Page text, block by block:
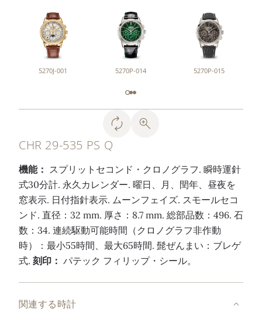
5270J-001 5270P-014 5270P-015
CHR 29-535 PS Q
機能： スプリットセコンド・クロノグラフ. 瞬時運針
式30分計. 永久カレンダー. 曜日、月、閏年、昼夜を
窓表示. 日付指針表示. ムーンフェイズ. スモールセコ
ンド. 直径：32 mm. 厚さ：8.7 mm. 総部品数：496. 石
数：34. 連続駆動可能時間（クロノグラフ非作動
時）：最小55時間、最大65時間. 髭ぜんまい：ブレゲ
式. 刻印： パテック フィリップ・シール。
関連する時計